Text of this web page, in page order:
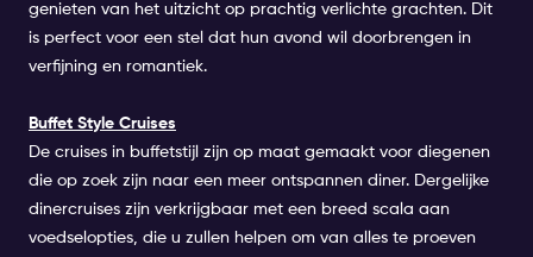
genieten van het uitzicht op prachtig verlichte grachten. Dit
is perfect voor een stel dat hun avond wil doorbrengen in
verfijning en romantiek.
Buffet Style Cruises
De cruises in buffetstijl zijn op maat gemaakt voor diegenen
die op zoek zijn naar een meer ontspannen diner. Dergelijke
dinercruises zijn verkrijgbaar met een breed scala aan
voedselopties, die u zullen helpen om van alles te proeven